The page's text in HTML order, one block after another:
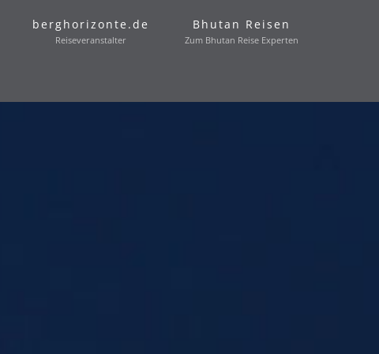
berghorizonte.de
Reiseveranstalter
Bhutan Reisen
Zum Bhutan Reise Experten